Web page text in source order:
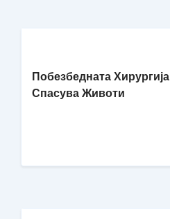
Побезбедната Хирургија
Спасува Животи